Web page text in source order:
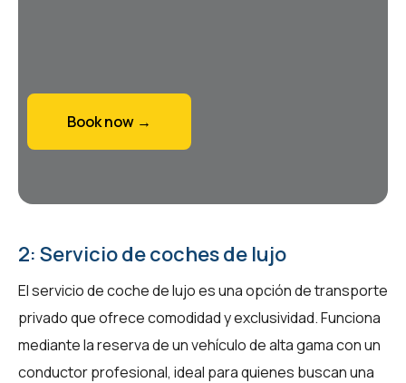
Book now →
2: Servicio de coches de lujo
El servicio de coche de lujo es una opción de transporte
privado que ofrece comodidad y exclusividad. Funciona
mediante la reserva de un vehículo de alta gama con un
conductor profesional, ideal para quienes buscan una